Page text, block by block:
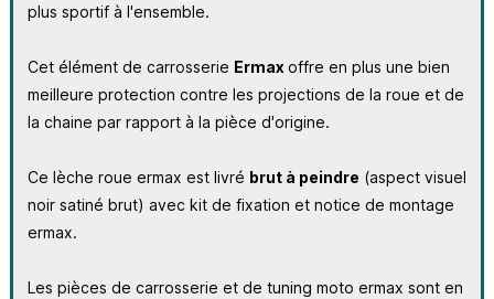
plus sportif à l'ensemble.
Cet élément de carrosserie Ermax offre en plus une bien
meilleure protection contre les projections de la roue et de
la chaine par rapport à la pièce d'origine.
Ce lèche roue ermax est livré brut à peindre (aspect visuel
noir satiné brut) avec kit de fixation et notice de montage
ermax.
Les pièces de carrosserie et de tuning moto ermax sont en